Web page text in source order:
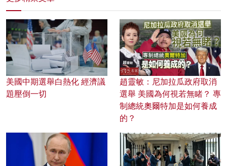
美國中期選舉白熱化 經濟議
題壓倒一切
趙靈敏：尼加拉瓜政府取消
選舉 美國為何視若無睹？ 專
制總統奧爾特加是如何養成
的？